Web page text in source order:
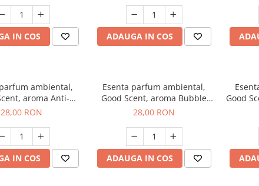
IN COS ADAUGA IN COS
ambiental,
aroma Anti-
Tobacco, 20 g
28,00 RON
IN COS
Esenta parfum ambiental,
Good Scent, aroma Bubble
Gum, 20 g
28,00 RON
ADAUGA IN COS
Good